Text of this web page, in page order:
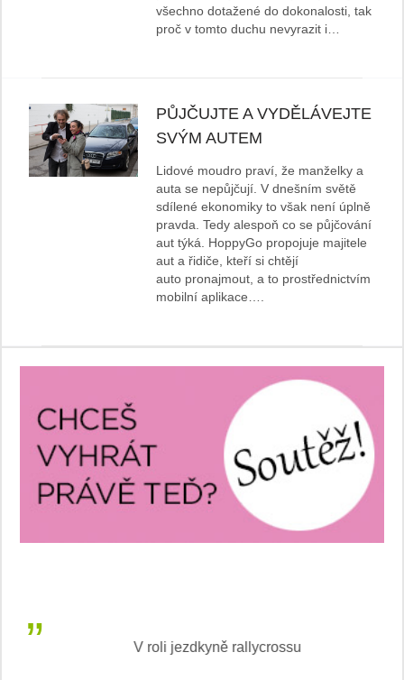
všechno dotažené do dokonalosti, tak
proč v tomto duchu nevyrazit i…
PŮJČUJTE A VYDĚLÁVEJTE
SVÝM AUTEM
Lidové moudro praví, že manželky a
auta se nepůjčují. V dnešním světě
sdílené ekonomiky to však není úplně
pravda. Tedy alespoň co se půjčování
aut týká. HoppyGo propojuje majitele
aut a řidiče, kteří si chtějí
auto pronajmout, a to prostřednictvím
mobilní aplikace….
V roli jezdkyně rallycrossu